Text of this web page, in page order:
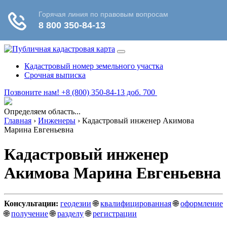
Кадастровый номер земельного участка
Срочная выписка
Позвоните нам! +8 (800) 350-84-13 доб. 700
Определяем область...
Главная › Инженеры › Кадастровый инженер Акимова
Марина Евгеньевна
Кадастровый инженер
Акимова Марина Евгеньевна
Консультации: геодезии🌐квалифицированная🌐оформление
🌐получение🌐разделу🌐регистрации